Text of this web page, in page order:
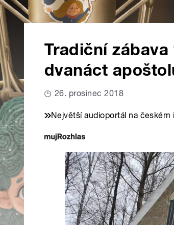
Tradiční
dvanáct
26. prosinec 2018
Největší audioportál na českém